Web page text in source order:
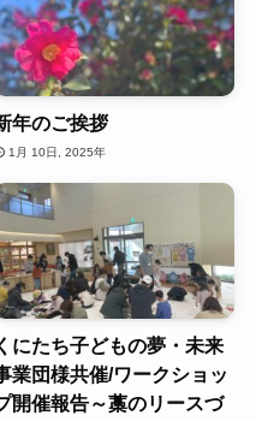
年のご挨拶
1月 10日, 2025年
にたち子どもの夢・未来
業団様共催/ワークショッ
開催報告～藁のリースづ